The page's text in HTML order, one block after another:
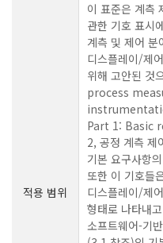
적용 범위
이 표준은 계측
관한 기호 표시
계측 및 제어 분
디스플레이/제
위해 고안된
process
Part 1: Basic
2, 공정 계측 제
기본 요구사항
또한 이 기호들
디스플레이/제
형태로 나타내
소프트웨어-기